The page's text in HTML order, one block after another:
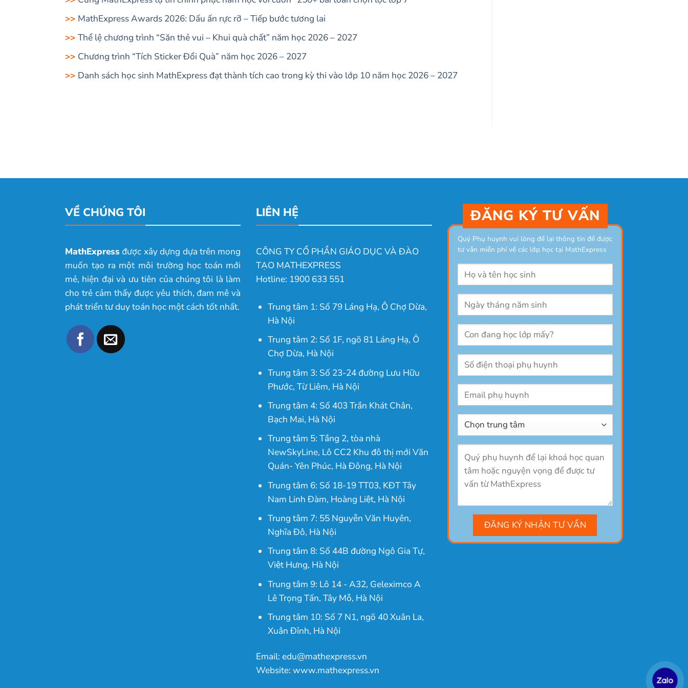
MathExpress Awards 2026: Dấu ấn rực rỡ – Tiếp bước tương lai
Thể lệ chương trình “Săn thẻ vui – Khui quà chất” năm học 2026 – 2027
Chương trình “Tích Sticker Đổi Quà” năm học 2026 – 2027
Danh sách học sinh MathExpress đạt thành tích cao trong kỳ thi vào lớp 10 năm học 2026 – 2027
VỀ CHÚNG TÔI
MathExpress được xây dựng dựa trên mong
muốn tạo ra một môi trường học toán mới
mẻ, hiện đại và ưu tiên của chúng tôi là làm
cho trẻ cảm thấy được yêu thích, đam mê và
phát triển tư duy toán học một cách tốt nhất.
LIÊN HỆ
CÔNG TY CỔ PHẦN GIÁO DỤC VÀ ĐÀO
TẠO MATHEXPRESS
Hotline: 1900 633 551
Trung tâm 1: Số 79 Láng Hạ, Ô Chợ Dừa,
Hà Nội
Trung tâm 2: Số 1F, ngõ 81 Láng Hạ, Ô
Chợ Dừa, Hà Nội
Trung tâm 3: Số 23-24 đường Lưu Hữu
Phước, Từ Liêm, Hà Nội
Trung tâm 4: Số 403 Trần Khát Chân,
Bạch Mai, Hà Nội
Trung tâm 5: Tầng 2, tòa nhà
NewSkyLine, Lô CC2 Khu đô thị mới Văn
Quán- Yên Phúc, Hà Đông, Hà Nội
Trung tâm 6: Số 18-19 TT03, KĐT Tây
Nam Linh Đàm, Hoàng Liệt, Hà Nội
Trung tâm 7: 55 Nguyễn Văn Huyên,
Nghĩa Đô, Hà Nội
Trung tâm 8: Số 44B đường Ngô Gia Tự,
Việt Hưng, Hà Nội
Trung tâm 9: Lô 14 - A32, Geleximco A
Lê Trọng Tấn, Tây Mỗ, Hà Nội
Trung tâm 10: Số 7 N1, ngõ 40 Xuân La,
Xuân Đỉnh, Hà Nội
Email: edu@mathexpress.vn
Website: www.mathexpress.vn
ĐĂNG KÝ TƯ VẤN
Quý Phụ huynh vui lòng để lại thông tin để được
tư vẫn miễn phí về các lớp học tại MathExpress